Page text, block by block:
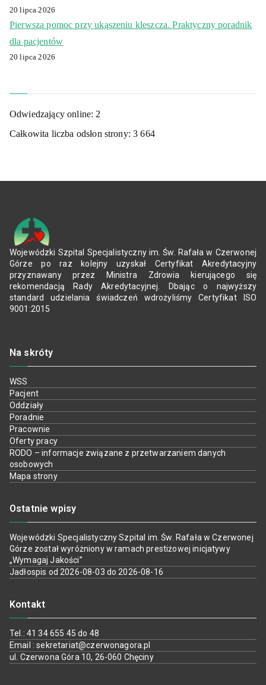
20 lipca 2026
Pierwsza pomoc przy ukąszeniu kleszcza. Praktyczny poradnik
dla pacjentów
20 lipca 2026
Odwiedzający online: 2
Całkowita liczba odsłon strony:3 664
Wojewódzki Szpital Specjalistyczny im. Św. Rafała w Czerwonej
Górze po raz kolejny uzyskał Certyfikat Akredytacyjny
przyznawany przez Ministra Zdrowia kierującego się
rekomendacją Rady Akredytacyjnej. Dbając o najwyższy
standard udzielania świadczeń wdrożyliśmy Certyfikat ISO
9001:2015
Na skróty
WSS
Pacjent
Oddziały
Poradnie
Pracownie
Oferty pracy
RODO – informacje związane z przetwarzaniem danych
osobowych
Mapa strony
Ostatnie wpisy
Wojewódzki Specjalistyczny Szpital im. Św. Rafała w Czerwonej
Górze został wyróżniony w ramach prestiżowej inicjatywy
„Wymagaj Jakości”
Jadłospis od 2026-08-03 do 2026-08-16
Kontakt
Tel.: 41 34 655 45 do 48
Email : sekretariat@czerwonagora.pl
ul. Czerwona Góra 10, 26-060 Chęciny